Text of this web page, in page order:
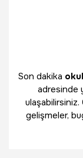
Son dakika
adresinde
ulaşabilirsiniz.
gelişmeler,